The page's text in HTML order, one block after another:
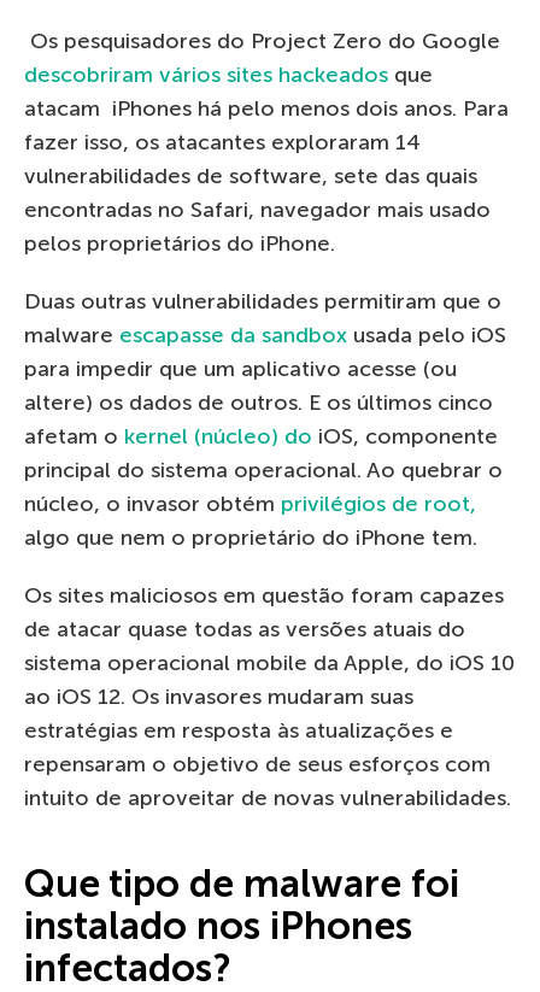
Os pesquisadores do Project Zero do Google
descobriram vários sites hackeados que
atacam iPhones há pelo menos dois anos. Para
fazer isso, os atacantes exploraram 14
vulnerabilidades de software, sete das quais
encontradas no Safari, navegador mais usado
pelos proprietários do iPhone.
Duas outras vulnerabilidades permitiram que o
malware escapasse da sandbox usada pelo iOS
para impedir que um aplicativo acesse (ou
altere) os dados de outros. E os últimos cinco
afetam o kernel (núcleo) do iOS, componente
principal do sistema operacional. Ao quebrar o
núcleo, o invasor obtém privilégios de root,
algo que nem o proprietário do iPhone tem.
Os sites maliciosos em questão foram capazes
de atacar quase todas as versões atuais do
sistema operacional mobile da Apple, do iOS 10
ao iOS 12. Os invasores mudaram suas
estratégias em resposta às atualizações e
repensaram o objetivo de seus esforços com
intuito de aproveitar de novas vulnerabilidades.
Que tipo de malware foi
instalado nos iPhones
infectados?